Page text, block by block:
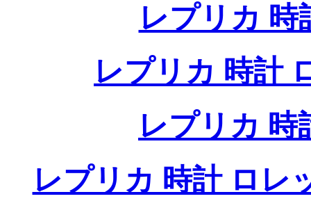
レプリカ 時
レプリカ 時計
レプリカ 時
レプリカ 時計 ロレ